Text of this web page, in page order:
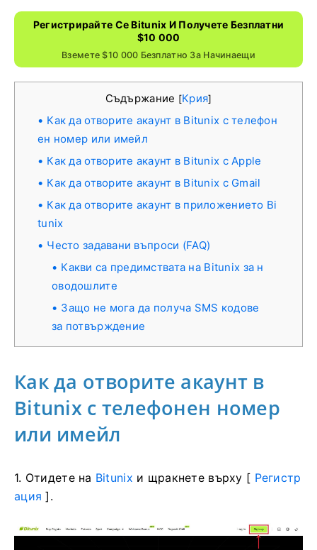
Регистрирайте Се Bitunix И Получете Безплатни
$10 000
Вземете $10 000 Безплатно За Начинаещи
Съдържание [Крия]
Как да отворите акаунт в Bitunix с телефон
ен номер или имейл
Как да отворите акаунт в Bitunix с Apple
Как да отворите акаунт в Bitunix с Gmail
Как да отворите акаунт в приложението Bi
tunix
Често задавани въпроси (FAQ)
Какви са предимствата на Bitunix за н
оводошлите
Защо не мога да получа SMS кодове
за потвърждение
Как да отворите акаунт в
Bitunix с телефонен номер
или имейл
1. Отидете на Bitunix и щракнете върху [ Регистр
ация ].